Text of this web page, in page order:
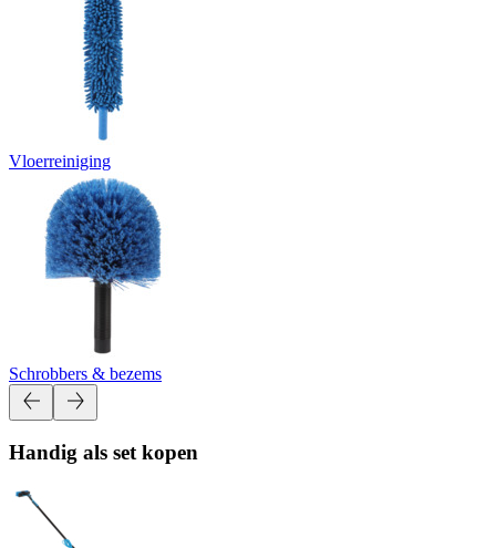
Vloerreiniging
Schrobbers & bezems
Handig als set kopen